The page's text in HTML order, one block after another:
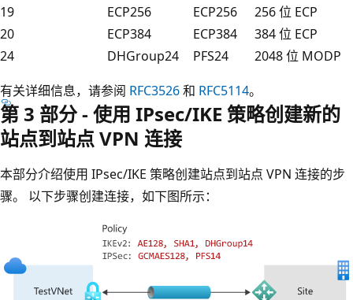
19
ECP256 ECP256
256 位 ECP
20
ECP384 ECP384
384 位 ECP
24
DHGroup24 PFS24
2048 位 MODP
有关详细信息，请参阅 RFC3526和 RFC5114。
第 3 部分 - 使用 IPsec/IKE 策略创建新的
站点到站点 VPN 连接
本部分介绍使用 IPsec/IKE 策略创建站点到站点 VPN 连接的步
骤。 以下步骤创建连接，如下图所示：